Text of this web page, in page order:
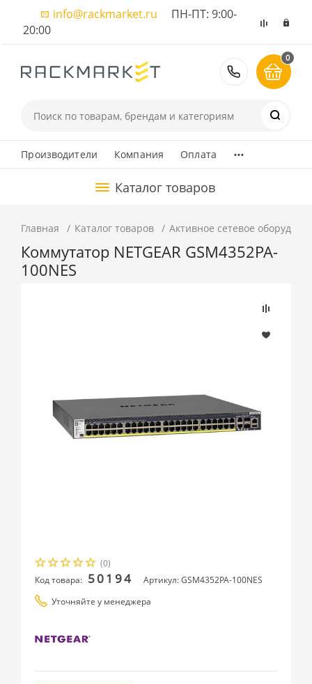
info@rackmarket.ru ПН-ПТ: 9:00-
20:00
8 (495)
0
Производители Компания Оплата ...
Каталог товаров
Главная Каталог товаров Активное сетевое
Коммутатор NETGEAR GSM4352PA-
100NES
(0)
Код товара: 50194
Артикул: GSM4352PA-100NES
Уточняйте у менеджера